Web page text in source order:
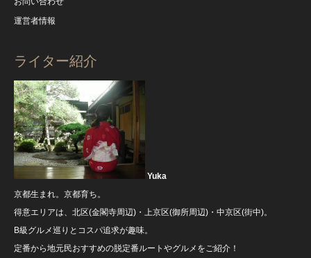
運営者情報
ライター紹介
Yuka
京都生まれ。京都育ち。
得意エリアは、北区(金閣寺周辺)・上京区(御所周辺)・中京区(街中)。
B級グルメ巡りとコスパ追求が趣味。
定番から地元民おすすめの脱定番ルートやグルメをご紹介！